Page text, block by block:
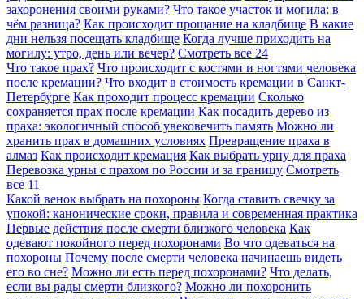
захоронения своими руками? Что такое участок и могила: в
чём разница? Как происходит прощание на кладбище В какие
дни нельзя посещать кладбище Когда лучше приходить на
могилу: утро, день или вечер? Смотреть все 24
Что такое прах? Что происходит с костями и ногтями человека
после кремации? Что входит в стоимость кремации в Санкт-
Петербурге Как проходит процесс кремации Сколько
сохраняется прах после кремации Как посадить дерево из
праха: экологичный способ увековечить память Можно ли
хранить прах в домашних условиях Превращение праха в
алмаз Как происходит кремация Как выбрать урну для праха
Перевозка урны с прахом по России и за границу Смотреть
все 11
Какой венок выбрать на похороны Когда ставить свечку за
упокой: канонические сроки, правила и современная практика
Первые действия после смерти близкого человека Как
одевают покойного перед похоронами Во что одеваться на
похороны Почему после смерти человека начинаешь видеть
его во сне? Можно ли есть перед похоронами? Что делать,
если вы рады смерти близкого? Можно ли похоронить